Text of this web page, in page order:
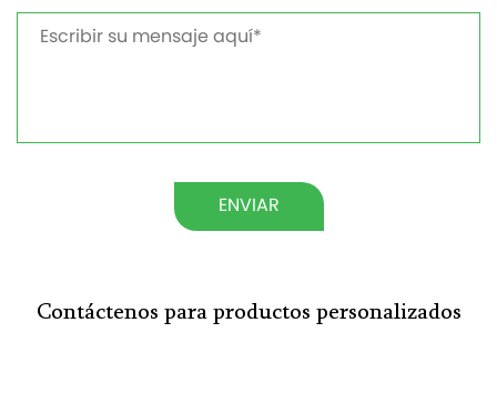
ENVIAR
Contáctenos para productos personalizados